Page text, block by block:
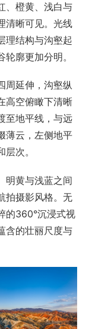
、橙黄、浅白与
清晰可见。光线
理结构与沟壑起
廓更加分明。
周延伸，沟壑纵
高空俯瞰下清晰
至地平线，与远
薄云，左侧地平
次。
明黄与浅蓝之间
拍摄影风格。无
的360°沉浸式视
含的壮丽尺度与